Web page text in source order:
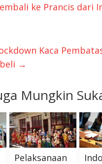
ke Prancis dari
Kaca
→
Mungkin
Pelaksanaan